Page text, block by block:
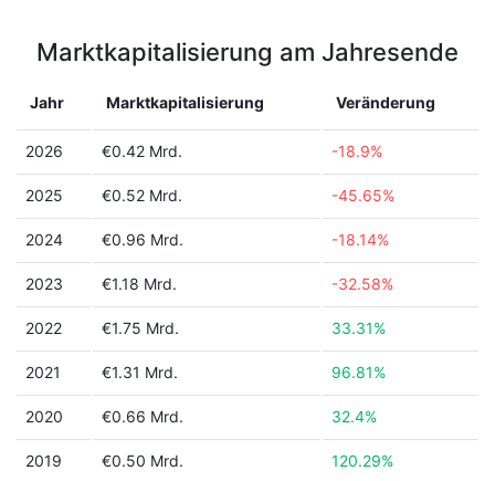
Marktkapitalisierung am Jahresende
Jahr Marktkapitalisierung Veränderung
2026 €0.42 Mrd. -18.9%
2025 €0.52 Mrd. -45.65%
2024 €0.96 Mrd. -18.14%
2023 €1.18 Mrd. -32.58%
2022 €1.75 Mrd. 33.31%
2021 €1.31 Mrd. 96.81%
2020 €0.66 Mrd. 32.4%
2019 €0.50 Mrd. 120.29%